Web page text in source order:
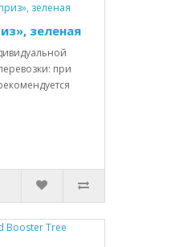
зеленая
при